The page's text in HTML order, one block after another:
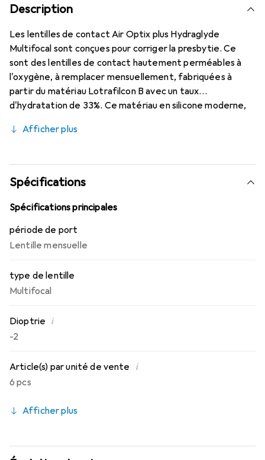
Description
Les lentilles de contact Air Optix plus Hydraglyde
Multifocal sont conçues pour corriger la presbytie. Ce
sont des lentilles de contact hautement perméables à
l'oxygène, à remplacer mensuellement, fabriquées à
partir du matériau Lotrafilcon B avec un taux
d'hydratation de 33%. Ce matériau en silicone moderne,
Matrix, est combiné avec la technologie SmartShield bien
surface de l'œil et, par conséquent, un confort de port
durable. Grâce à la technologie Precision Transition
Design, une vision nette à toutes les distances est
rendue possible.
Afficher plus
Spécifications
Spécifications principales
période de port
Lentille mensuelle
type de lentille
Multifocal
Dioptrie i
-2
Article(s) par unité de vente i
6 pcs
Afficher plus